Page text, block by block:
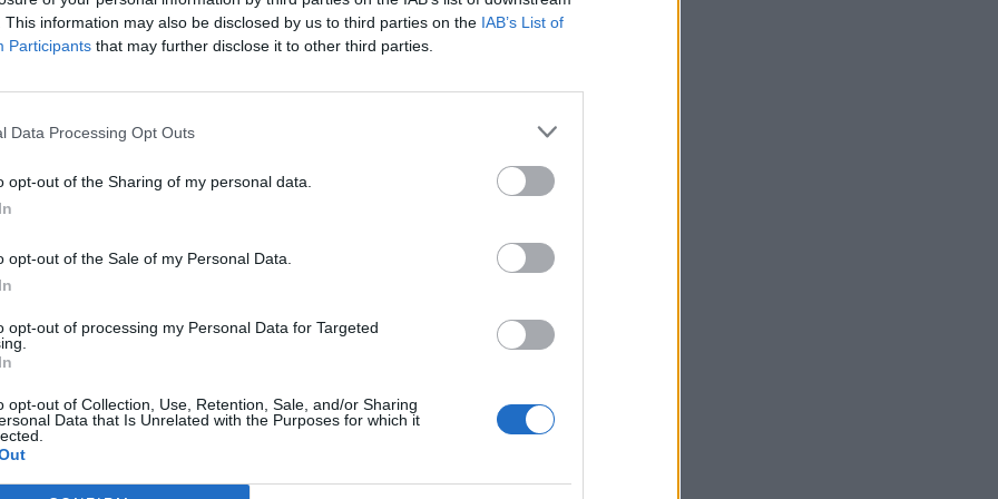
This information may also be disclosed by us to third parties on the IAB’s List of
Participants that may further disclose it to other third parties.
Data Processing Opt Outs
opt-out of the Sharing of my personal data.
opt-out of the Sale of my Personal Data.
opt-out of processing my Personal Data for Targeted
opt-out of Collection, Use, Retention, Sale, and/or Sharing
Data that Is Unrelated with the Purposes for which it
Alapkezelő Rt. által kezelt Raiffeisen Garantált Pénzpiaci Alap garantált
2006. március 1. és 2006. március 31. közötti időszakra évi 3.75%.
cikkarchívum
elmúlt 2 év napon belüli
Előfizetés